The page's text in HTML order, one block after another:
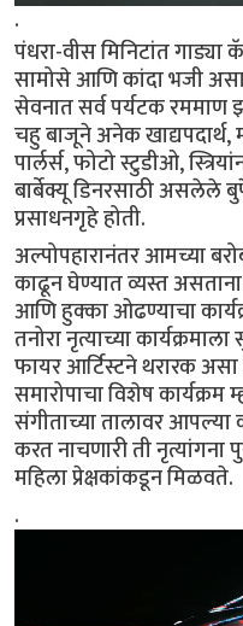
.
पंधरा-वीस मिनिटांत गाड्या
सामोसे आणि कांदा भजी
सेवनात सर्व पर्यटक रममाण
चहु बाजूने अनेक खाद्यपदार्थ,
पार्लर्स, फोटो स्टुडीओ,
बार्बेक्यू डिनरसाठी असलेले
प्रसाधनगृहे होती.
अल्पोपहारानंतर आमच्या
काढून घेण्यात व्यस्त
आणि हुक्का ओढण्याचा
तनोरा नृत्याच्या
फायर आर्टिस्टने थरारक
समारोपाचा विशेष
संगीताच्या तालावर
करत नाचणारी ती नृत्यांगना
महिला प्रेक्षकांकडून मिळवते.
.